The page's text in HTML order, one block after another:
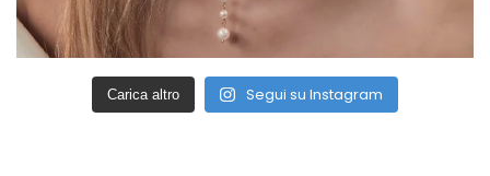
Carica altro Segui su Instagram